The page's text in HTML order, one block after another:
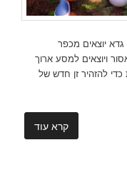
יוצאים מכפר
ויוצאים למסע ארוך
להזהיר זן חדש של
קרא עוד